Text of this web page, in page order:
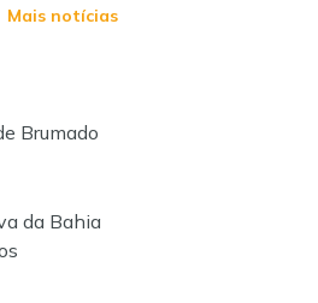
Mais notícias